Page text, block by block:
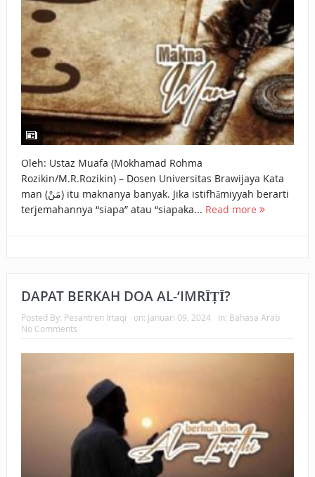
Oleh: Ustaz Muafa (Mokhamad Rohma
Rozikin/M.R.Rozikin) – Dosen Universitas Brawijaya Kata
man (مَنْ) itu maknanya banyak. Jika istifhāmiyyah berarti
terjemahannya “siapa” atau “siapaka... Read more
DAPAT BERKAH DOA AL-‘IMRĪṬĪ?
Posted By: Pesantren Irtaqi on: Januari 09, 2024 In: Bahasa Arab
No Comments